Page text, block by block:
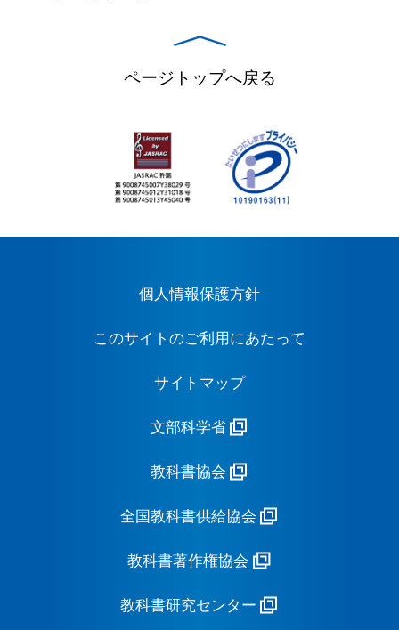
ページトップへ戻る
個人情報保護方針
このサイトのご利用にあたって
サイトマップ
文部科学省
教科書協会
全国教科書供給協会
教科書著作権協会
教科書研究センター